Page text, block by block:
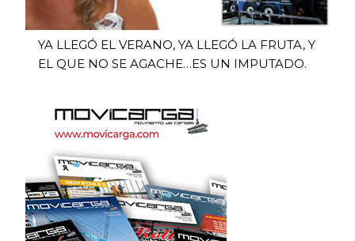
YA LLEGÓ EL VERANO, YA LLEGÓ LA FRUTA, Y
EL QUE NO SE AGACHE…ES UN IMPUTADO.